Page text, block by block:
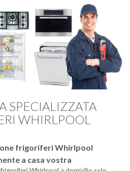
SPECIALIZZATA
WHIRLPOOL
frigoriferi Whirlpool
a casa vostra